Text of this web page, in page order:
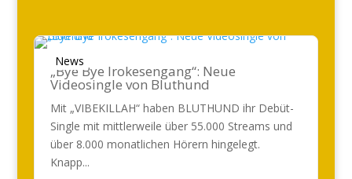
News
„Bye Bye Irokesengang“: Neue
Videosingle von Bluthund
Mit „VIBEKILLAH“ haben BLUTHUND ihr Debüt-
Single mit mittlerweile über 55.000 Streams und
über 8.000 monatlichen Hörern hingelegt.
Knapp...